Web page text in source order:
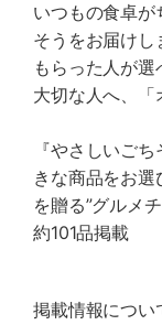
いつもの食卓
そうをお届けし
もらった人が選
大切な人へ、「
『やさしいご
きな商品をお選
を贈る”グルメ
約101品掲載
掲載情報につい